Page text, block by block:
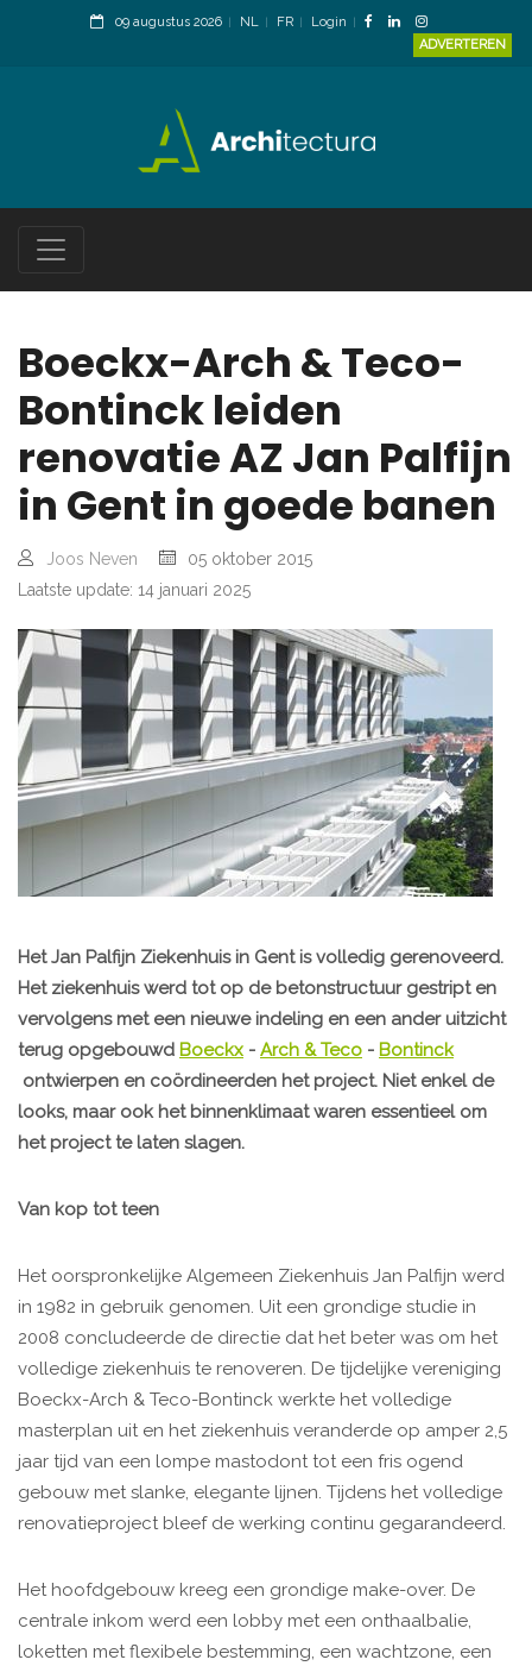
09 augustus 2026 NL FR
Login
ADVERTEREN
Boeckx-Arch & Teco-
Bontinck leiden
renovatie AZ Jan Palfijn
in Gent in goede banen
Joos Neven
05 oktober 2015
Laatste update: 14 januari 2025
Het Jan Palfijn Ziekenhuis in Gent is volledig gerenoveerd.
Het ziekenhuis werd tot op de betonstructuur gestript en
vervolgens met een nieuwe indeling en een ander uitzicht
terug opgebouwd Boeckx - Arch & Teco - Bontinck
ontwierpen en coördineerden het project. Niet enkel de
looks, maar ook het binnenklimaat waren essentieel om
het project te laten slagen.
Van kop tot teen
Het oorspronkelijke Algemeen Ziekenhuis Jan Palfijn werd
in 1982 in gebruik genomen. Uit een grondige studie in
2008 concludeerde de directie dat het beter was om het
volledige ziekenhuis te renoveren. De tijdelijke vereniging
Boeckx-Arch & Teco-Bontinck werkte het volledige
masterplan uit en het ziekenhuis veranderde op amper 2,5
jaar tijd van een lompe mastodont tot een fris ogend
gebouw met slanke, elegante lijnen. Tijdens het volledige
renovatieproject bleef de werking continu gegarandeerd.
Het hoofdgebouw kreeg een grondige make-over. De
centrale inkom werd een lobby met een onthaalbalie,
loketten met flexibele bestemming, een wachtzone, een